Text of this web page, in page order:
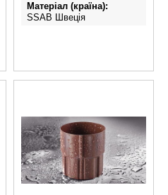
Матеріал (країна)
SSAB Швеція